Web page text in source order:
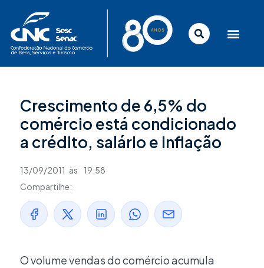
conteúdo
Crescimento de 6,5% do
comércio está condicionado
a crédito, salário e inflação
13/09/2011 às
19:58
Compartilhe:
O volume vendas do comércio acumula